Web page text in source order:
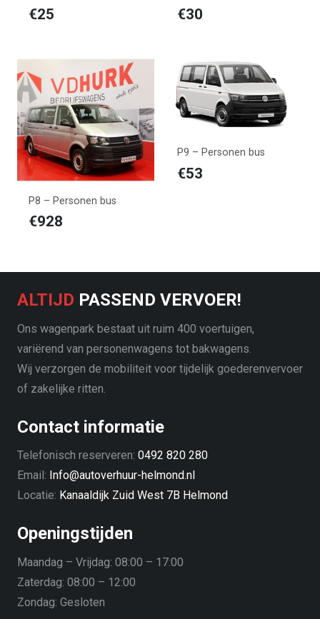
€25 €30
P8 – Personen bus
€928
P9 – Personen bus
€53
ALTIJD PASSEND VERVOER!
Ons wagenpark bestaat uit ruim 400 voertuigen,
variërend van personenwagens tot bakwagens.
Wij verzorgen de mobiliteit voor tijdelijk goederenvervoer
of zakelijke ritten.
Contact informatie
Telefonisch reserveren: 0492 820 280
Email: Info@autoverhuur-helmond.nl
Locatie: Kanaaldijk Zuid West 7B Helmond
Openingstijden
Maandag – Vrijdag: 08:00 – 17:00
Zaterdag: 08:00 – 12:00
Zondag: Gesloten